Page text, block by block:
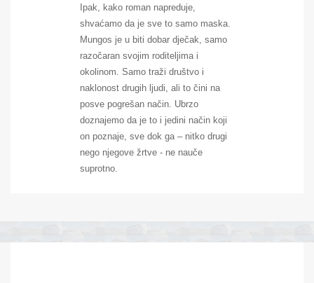
Ipak, kako roman napreduje,
shvaćamo da je sve to samo maska.
Mungos je u biti dobar dječak, samo
razočaran svojim roditeljima i
okolinom. Samo traži društvo i
naklonost drugih ljudi, ali to čini na
posve pogrešan način. Ubrzo
doznajemo da je to i jedini način koji
on poznaje, sve dok ga – nitko drugi
nego njegove žrtve - ne nauče
suprotno.